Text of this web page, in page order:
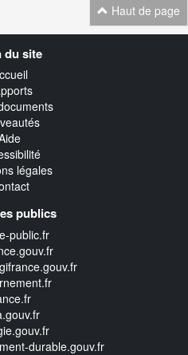
Haut de page
du site
légales
publics
public.fr
durable.gouv.fr